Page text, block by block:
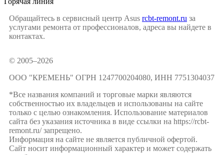
Обращайтесь в сервисный центр Asus rcbt-remont.ru за
услугами ремонта от профессионалов, адреса вы найдете в
контактах.
© 2005–2026
ООО "КРЕМЕНЬ" ОГРН 1247700204080, ИНН 7751304037
*Все названия компаний и торговые марки являются
собственностью их владельцев и использованы на сайте
только с целью ознакомления. Использование материалов
сайта без указания источника в виде ссылки на https://rcbt-
remont.ru/ запрещено.
Информация на сайте не является публичной офертой.
Сайт носит информационный характер и может содержать